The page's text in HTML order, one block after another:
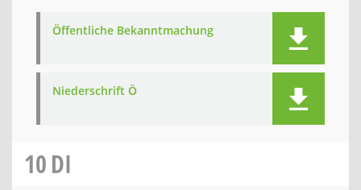
Öffentliche Bekanntmachung
Niederschrift Ö
10DI